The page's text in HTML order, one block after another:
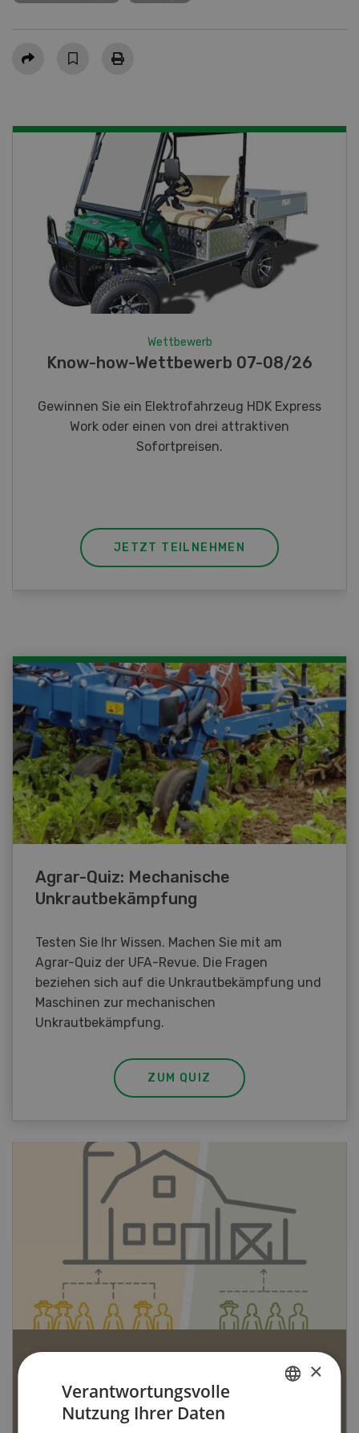
Teilen
Fotorätsel 07-08/26
Gewinnen Sie eines von fünf LANDI
Taschenmessern
JETZT TEILNEHMEN
Agrar-Quiz: Mechanische
Unkrautbekämpfung
Testen Sie Ihr Wissen. Machen Sie mit am
Agrar-Quiz der UFA-Revue. Die Fragen
beziehen sich auf die Unkrautbekämpfung und
Maschinen zur mechanischen
Unkrautbekämpfung.
ZUM QUIZ
×
Verantwortungsvolle
Nutzung Ihrer Daten